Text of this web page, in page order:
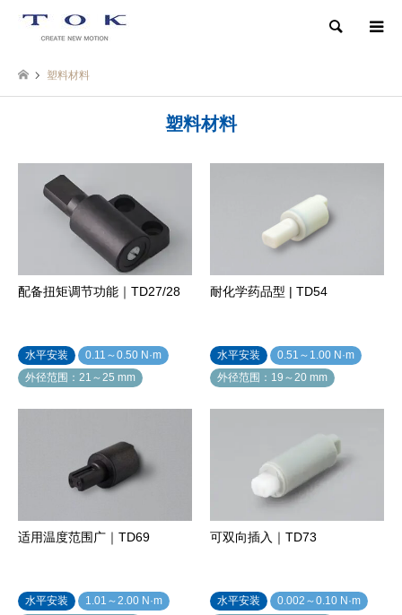
検索
塑料材料
塑料材料
配备扭矩调节功能｜TD27/28
水平安装
0.11～0.50 N·m
外径范围：21～25 mm
耐化学药品型 | TD54
水平安装
0.51～1.00 N·m
外径范围：19～20 mm
适用温度范围广｜TD69
水平安装
1.01～2.00 N·m
可双向插入｜TD73
水平安装
0.002～0.10 N·m